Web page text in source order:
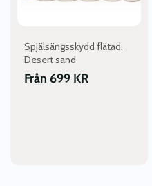
Spjälsängsskydd flätad,
Desert sand
Från 699 KR
alternativen
väljas